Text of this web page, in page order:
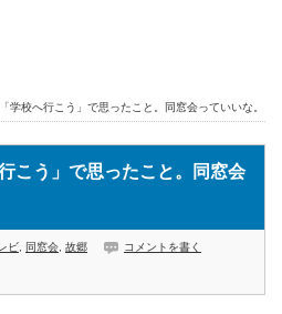
学校へ行こう」で思ったこと。同窓会っていいな。
こう」で思ったこと。同窓会
ビ 同窓会 故郷 コメントを書く